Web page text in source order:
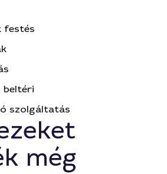
festés
beltéri
szolgáltatás
még